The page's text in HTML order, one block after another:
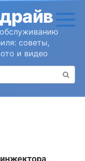
советы,
и видео